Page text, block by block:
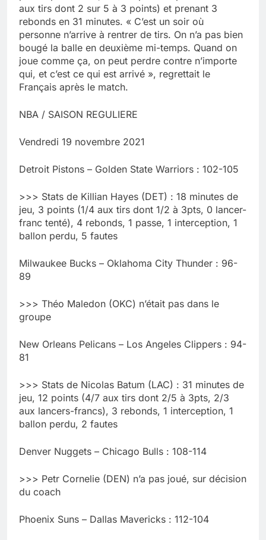
aux tirs dont 2 sur 5 à 3 points) et prenant 3
rebonds en 31 minutes. « C’est un soir où
personne n’arrive à rentrer de tirs. On n’a pas bien
bougé la balle en deuxième mi-temps. Quand on
joue comme ça, on peut perdre contre n’importe
qui, et c’est ce qui est arrivé », regrettait le
Français après le match.
NBA / SAISON REGULIERE
Vendredi 19 novembre 2021
Detroit Pistons – Golden State Warriors : 102-105
>>> Stats de Killian Hayes (DET) : 18 minutes de
jeu, 3 points (1/4 aux tirs dont 1/2 à 3pts, 0 lancer-
franc tenté), 4 rebonds, 1 passe, 1 interception, 1
ballon perdu, 5 fautes
Milwaukee Bucks – Oklahoma City Thunder : 96-
89
>>> Théo Maledon (OKC) n’était pas dans le
groupe
New Orleans Pelicans – Los Angeles Clippers : 94-
81
>>> Stats de Nicolas Batum (LAC) : 31 minutes de
jeu, 12 points (4/7 aux tirs dont 2/5 à 3pts, 2/3
aux lancers-francs), 3 rebonds, 1 interception, 1
ballon perdu, 2 fautes
Denver Nuggets – Chicago Bulls : 108-114
>>> Petr Cornelie (DEN) n’a pas joué, sur décision
du coach
Phoenix Suns – Dallas Mavericks : 112-104